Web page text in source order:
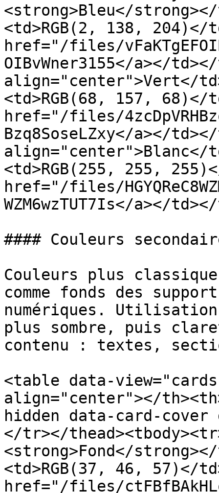
<strong>Bleu</strong></
<td>RGB(2, 138, 204)</
href="/files/
OIBvWner3155</a></
align="center">Vert</
<td>RGB(68, 157, 68)</
href="/files/
Bzq8SoseLZxy</a></
align="center">Blanc</
<td>RGB(255, 255,
href="/files/
WZM6wzTUT7Is</a></
#### Couleurs
Couleurs plus
comme fonds des
numériques.
plus sombre, puis
contenu : textes,
<table data-
align="center"></
hidden data-card-
</tr></
<strong>Fond</
<td>RGB(37, 46, 57)</
href="/files/